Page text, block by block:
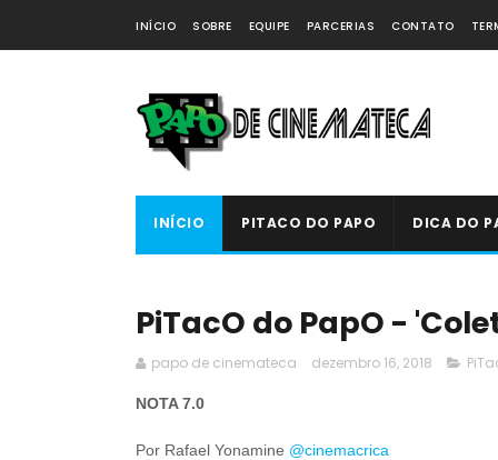
INÍCIO SOBRE EQUIPE PARCERIAS CONTATO
INÍCIO PITACO DO PAPO DICA DO
PiTacO do PapO -
papo de cinemateca dezembro 16, 2018
NOTA 7.0
Por Rafael Yonamine @cinemacrica